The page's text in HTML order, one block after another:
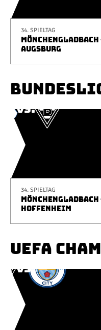
34. SPIELTAG
MÖNCHENGLADBACH
AUGSBURG
34. SPIELTAG
MÖNCHENGLADBACH
HOFFENHEIM
UEFA